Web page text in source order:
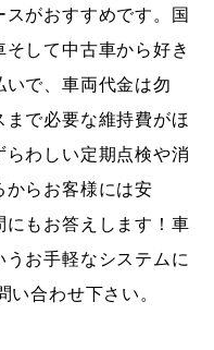
がおすすめです。国
して中古車から好き
で、車両代金は勿
で必要な維持費がほ
わしい定期点検や消
らお客様には安
もお答えします！車
お手軽なシステムに
合わせ下さい。